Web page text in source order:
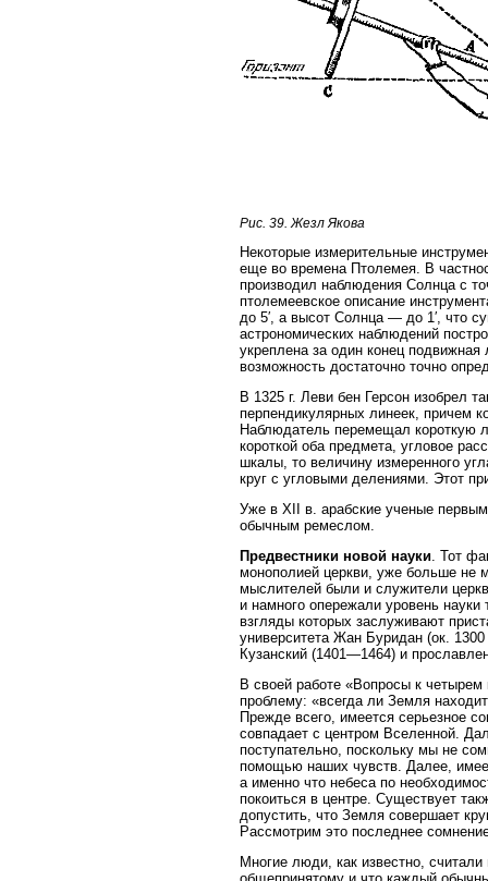
Рис. 39. Жезл Якова
Некоторые измерительные
еще во времена Птолемея. В
производил наблюдения Солнца с
птолемеевское описание
до 5′, а высот Солнца — до 1′, что
астрономических наблюдений
укреплена за один конец
возможность достаточно точно
В 1325 г. Леви бен Герсон изобрел
перпендикулярных линеек, причем
Наблюдатель перемещал короткую
короткой оба предмета, угловое
шкалы, то величину измеренного
круг с угловыми делениями. Этот
Уже в XII в. арабские ученые
обычным ремеслом.
Предвестники новой науки . Тот
монополией церкви, уже больше не
мыслителей были и служители
и намного опережали уровень
взгляды которых заслуживают
университета Жан Буридан (ок.
Кузанский (1401—1464) и
В своей работе «Вопросы к четырем
проблему: «всегда ли Земля
Прежде всего, имеется серьезное
совпадает с центром Вселенной.
поступательно, поскольку мы не
помощью наших чувств. Далее,
а именно что небеса по
покоиться в центре. Существует
допустить, что Земля совершает
Рассмотрим это последнее
Многие люди, как известно,